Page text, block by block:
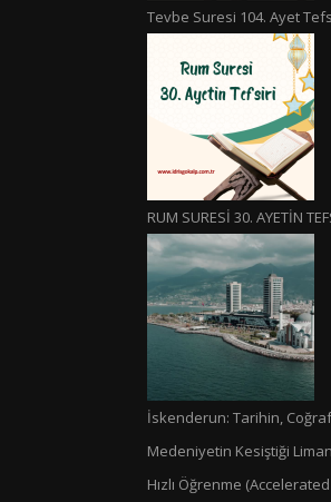
Tevbe Suresi 104. Ayet
RUM SURESİ 30. AYETİN
İskenderun: Tarihin,
Medeniyetin Kesiştiği Liman
Hızlı Öğrenme